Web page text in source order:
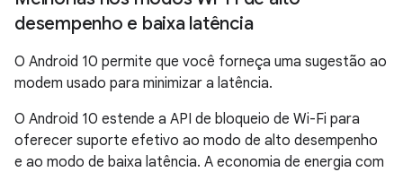
desempenho e baixa latência
O Android 10 permite que você forneça uma sugestão ao
modem usado para minimizar a latência.
O Android 10 estende a API de bloqueio de Wi-Fi para
oferecer suporte efetivo ao modo de alto desempenho
e ao modo de baixa latência. A economia de energia com